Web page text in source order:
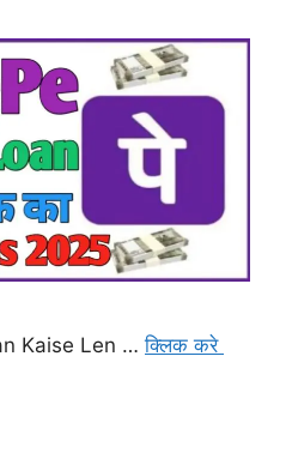
Kaise Len …क्लिक करे